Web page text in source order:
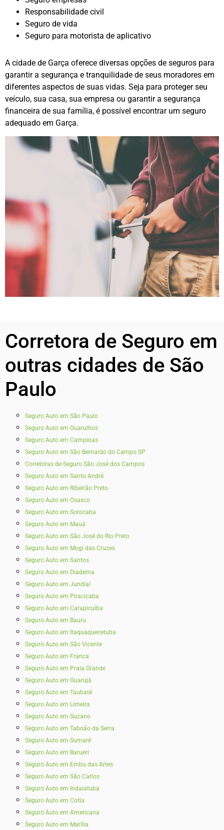
Responsabilidade civil
Seguro de vida
Seguro para motorista de aplicativo
A cidade de Garça oferece diversas opções de seguros para
garantir a segurança e tranquilidade de seus moradores em
diferentes aspectos de suas vidas. Seja para proteger seu
veículo, sua casa, sua empresa ou garantir a segurança
financeira de sua família, é possível encontrar um seguro
adequado em Garça.
Corretora de Seguro em
outras cidades de São
Paulo
Seguro Auto em São Paulo
Seguro Auto em Guarulhos
Seguro Auto em Campinas
Seguro Auto em São Bernardo do Campo SP
Corretoras de Seguro São José dos Campos
Seguro Auto em Santo André
Seguro Auto em Ribeirão Preto
Seguro Auto em Osasco
Seguro Auto em Sorocaba
Seguro Auto em Mauá
Seguro Auto em São José do Rio Preto
Seguro Auto em Mogi das Cruzes
Seguro Auto em Santos
Seguro Auto em Diadema
Seguro Auto em Jundiaí
Seguro Auto em Piracicaba
Seguro Auto em Carapicuíba
Seguro Auto em Bauru
Seguro Auto em Itaquaquecetuba
Seguro Auto em São Vicente
Seguro Auto em Franca
Seguro Auto em Praia Grande
Seguro Auto em Guarujá
Seguro Auto em Taubaté‎
Seguro Auto em Limeira
Seguro Auto em Suzano
Seguro Auto em Taboão da Serra
Seguro Auto em Sumaré
Seguro Auto em Barueri
Seguro Auto em Embu das Artes
Seguro Auto em São Carlos
Seguro Auto em Indaiatuba
Seguro Auto em Cotia
Seguro Auto em Americana
Seguro Auto em Marília